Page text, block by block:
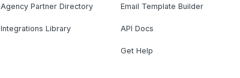
Agency Partner Directory
Integrations Library
Email Template Builder
API Docs
Get Help